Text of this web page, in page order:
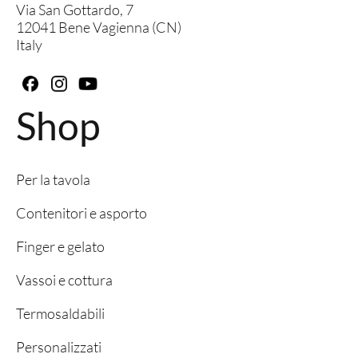
Via San Gottardo, 7
12041 Bene Vagienna (CN)
Italy
Shop
Per la tavola
Contenitori e asporto
Finger e gelato
Vassoi e cottura
Termosaldabili
Personalizzati